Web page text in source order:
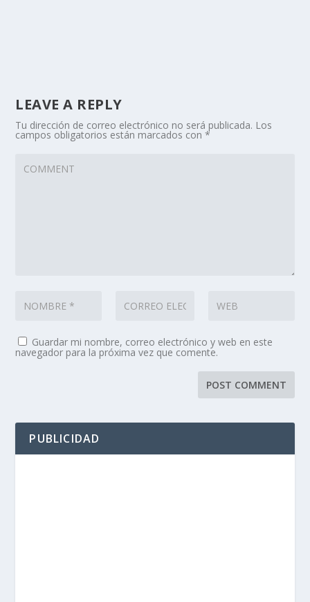
LEAVE A REPLY
Tu dirección de correo electrónico no será publicada. Los
campos obligatorios están marcados con*
Guardar mi nombre, correo electrónico y web en este
navegador para la próxima vez que comente.
PUBLICIDAD